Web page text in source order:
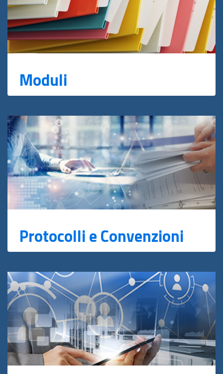
Moduli
Protocolli e Convenzioni